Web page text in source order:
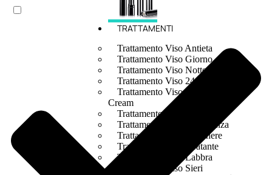
TRATTAMENTI
Trattamento Viso Antieta
Trattamento Viso Giorno
Trattamento Viso Notte
Trattamento Viso 24 Ore
Trattamento Viso Bb E Cc
Cream
Trattamento Viso Occhi
Trattamento Viso Detergenza
Trattamento Viso Maschere
Trattamento Viso Idratante
Trattamento Viso Labbra
Trattamento Viso Sieri